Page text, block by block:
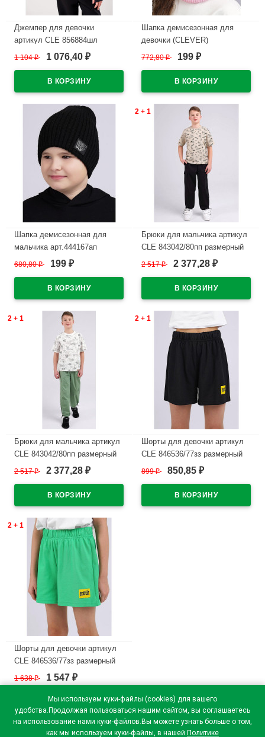
Мы используем куки-файлы (cookies) для вашего
удобства.Продолжая пользоваться нашим сайтом, вы соглашаетесь
на использование нами куки-файлов.Вы можете узнать больше о том,
как мы используем куки-файлы, в нашей Политике
Джемпер для девочки
артикул CLE 856884шл
размер 34/134-40/152 цвет
1 104₽ 1 076,40 ₽
Шапка демисезонная для
девочки (CLEVER)
арт.544031вн размер 52-54
772,80₽ 199 ₽
Шапка демисезонная для
мальчика арт.444167ап
(CLEVER) размер 52-54 цвет
680,80₽ 199 ₽
2 + 1
Брюки для мальчика артикул
CLE 843042/80пп размерный
ряд 34/134-42/158 цвет
2 517₽ 2 377,28 ₽
2 + 1
Брюки для мальчика артикул
CLE 843042/80пп размерный
ряд 34/134-42/158 цвет
2 517₽ 2 377,28 ₽
2 + 1
Шорты для девочки артикул
CLE 846536/77зз размерный
ряд 34/134-42/158 цвет
899₽ 850,85 ₽
2 + 1
Шорты для девочки артикул
CLE 846536/77зз размерный
ряд 34/134-42/158 цвет
зеленый
В наличии
1 638₽ 1 547 ₽